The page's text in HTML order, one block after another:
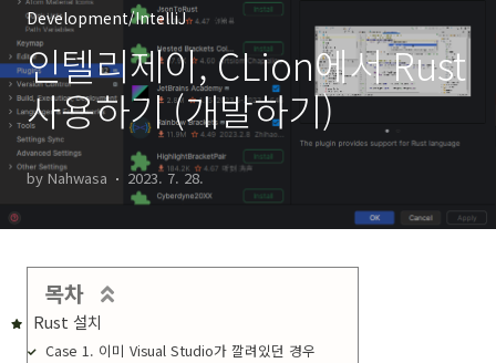
Development/IntelliJ
인텔리제이, CLion에서 Rust
사용하기 (개발하기)
by Nahwasa 2023. 7. 28.
목차
Rust 설치
Case 1. 이미 Visual Studio가 깔려있던 경우